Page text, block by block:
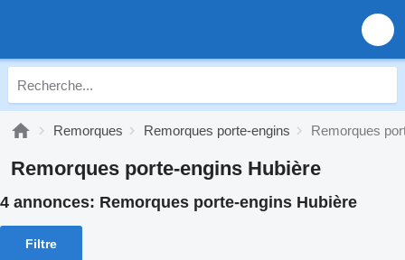
Remorques Remorques porte-engins Remorques
Remorques porte-engins Hubière
4 annonces: Remorques porte-engins Hubière
Filtre